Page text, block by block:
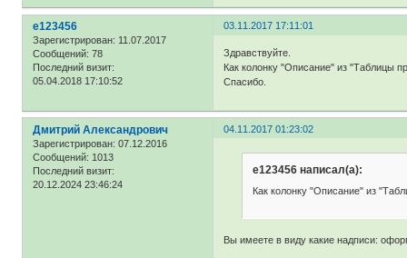
03.11.2017 17:11:01
e123456
Зарегистрирован: 11.07.2017
Сообщений: 78
Последний визит:
05.04.2018 17:10:52
Здравствуйте.
Как колонку "Описание" из "Таблицы
Спасибо.
04.11.2017 01:23:02
Дмитрий Александрович
Зарегистрирован: 07.12.2016
Сообщений: 1013
Последний визит:
20.12.2024 23:46:24
e123456 написал(а):
Как колонку "Описание" из
Вы имеете в виду какие надписи: